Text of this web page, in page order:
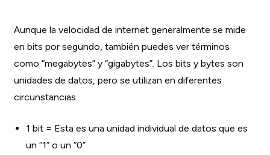
Aunque la velocidad de internet generalmente se mide
en bits por segundo, también puedes vertérminos
como “megabytes” y “gigabytes”. Los bits y bytes son
unidades de datos, pero se utilizan en diferentes
circunstancias.
1 bit = Esta es una unidad individual de datos que es
un “1” o un “0”